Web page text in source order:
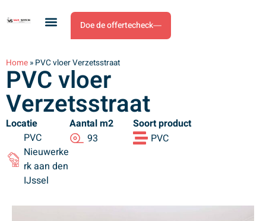
Doe de offertecheck
Home » PVC vloer Verzetsstraat
PVC vloer
Verzetsstraat
Locatie
PVC
Nieuwerke
rk aan den
IJssel
Aantal m2
93
Soort product
PVC